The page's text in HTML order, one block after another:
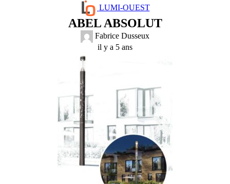
LUMI-OUEST
ABEL ABSOLUT
Fabrice Dusseux
il y a 5 ans